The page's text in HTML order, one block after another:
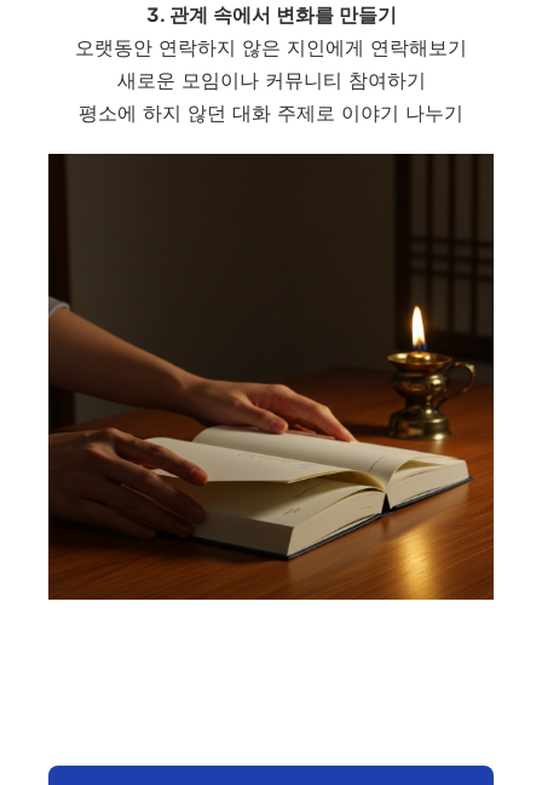
3. 관계 속에서 변화를 만들기
오랫동안 연락하지 않은 지인에게 연락해보기
새로운 모임이나 커뮤니티 참여하기
평소에 하지 않던 대화 주제로 이야기 나누기